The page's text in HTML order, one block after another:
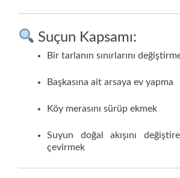
Suçun Kapsamı:
Bir tarlanın sınırlarını
Başkasına ait arsaya ev yapma
Köy merasını sürüp ekmek
Suyun doğal akışını
çevirmek